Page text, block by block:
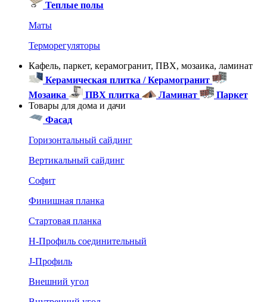
Теплые полы
Маты
Терморегуляторы
Кафель, паркет, керамогранит, ПВХ, мозаика, ламинат
Керамическая плитка / Керамогранит
Мозаика
ПВХ плитка Ламинат
Паркет
Товары для дома и дачи
Фасад
Горизонтальный сайдинг
Вертикальный сайдинг
Софит
Финишная планка
Стартовая планка
Н-Профиль соединительный
J-Профиль
Внешний угол